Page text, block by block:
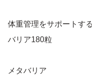
体重管理をサポートす
バリア180粒
メタバリア